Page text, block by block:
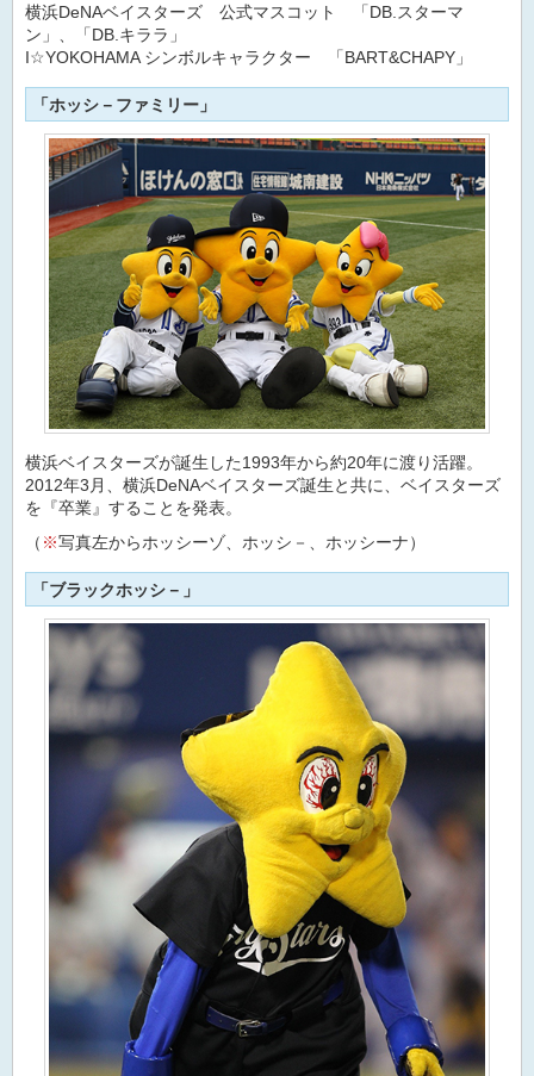
横浜DeNAベイスターズ 公式マスコット 「DB.スターマ
ン」、「DB.キララ」
I☆YOKOHAMA シンボルキャラクター 「BART&CHAPY」
「ホッシ－ファミリー」
横浜ベイスターズが誕生した1993年から約20年に渡り活躍。
2012年3月、横浜DeNAベイスターズ誕生と共に、ベイスターズ
を『卒業』することを発表。
（ ※写真左からホッシーゾ、ホッシ－、ホッシーナ）
「ブラックホッシ－」